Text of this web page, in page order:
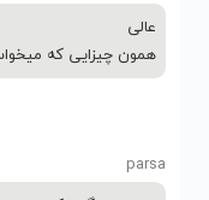
عالی
همون چیزایی که
parsa